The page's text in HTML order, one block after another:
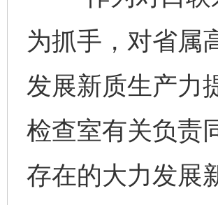
为抓手，对省属
发展新质生产力
检查室有关负责
存在的大力发展